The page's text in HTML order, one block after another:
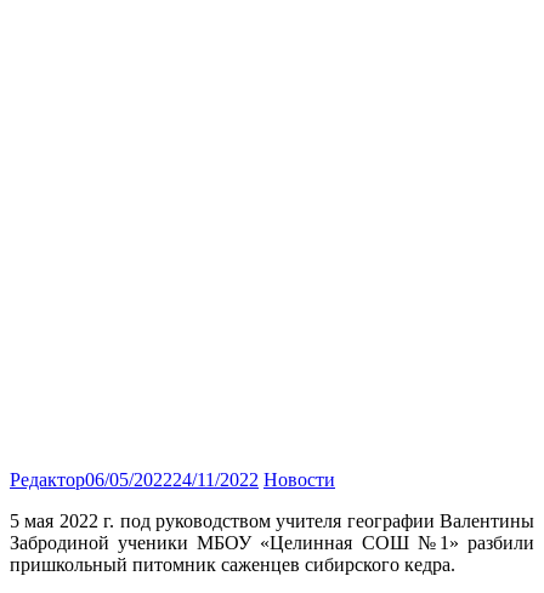
Редактор06/05/202224/11/2022 Новости
5 мая 2022 г. под руководством учителя географии Валентины
Забродиной ученики МБОУ «Целинная СОШ №1» разбили
пришкольный питомник саженцев сибирского кедра.